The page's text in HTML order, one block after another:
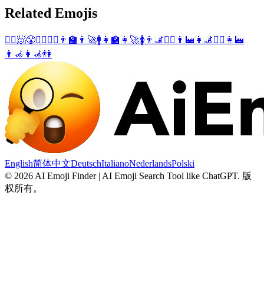
Related Emojis
🧖‍♀️🧖😤🤵‍♂️ 🤵‍♀️ 👨‍🏫 👨‍🚀🚹 👩‍🏫 👩‍🚀🚺 👨‍🦼 🧘‍♂️ 👨‍🏭 👩‍🦼 🧘‍♀️ 👩‍🏭
👨‍🦽 👩‍🦽👫
English简体中文DeutschItalianoNederlandsPolski
© 2026 AI Emoji Finder | AI Emoji Search Tool like ChatGPT. 版
权所有。